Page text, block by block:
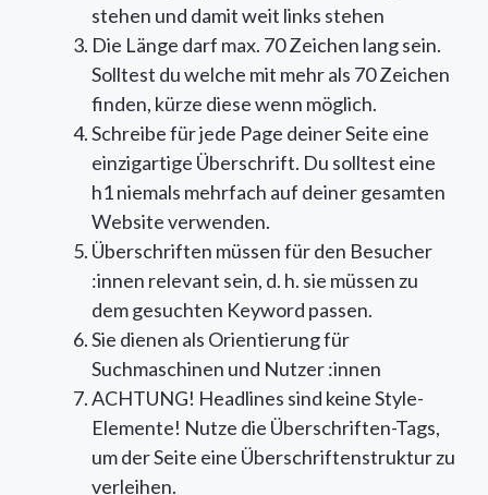
stehen und damit weit links stehen
Die Länge darf max. 70 Zeichen lang sein.
Solltest du welche mit mehr als 70 Zeichen
finden, kürze diese wenn möglich.
Schreibe für jede Page deiner Seite eine
einzigartige Überschrift. Du solltest eine
h1 niemals mehrfach auf deiner gesamten
Website verwenden.
Überschriften müssen für den Besucher
:innen relevant sein, d. h. sie müssen zu
dem gesuchten Keyword passen.
Sie dienen als Orientierung für
Suchmaschinen und Nutzer :innen
ACHTUNG! Headlines sind keine Style-
Elemente! Nutze die Überschriften-Tags,
um der Seite eine Überschriftenstruktur zu
verleihen.